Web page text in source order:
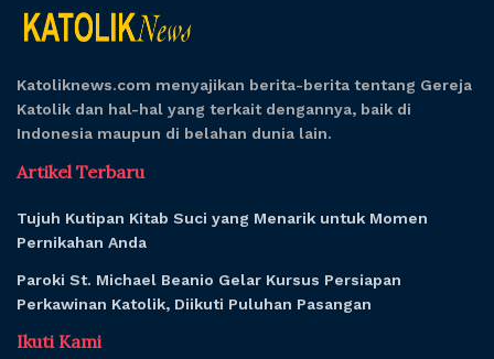
Katoliknews.com menyajikan berita-berita tentang Gereja
Katolik dan hal-hal yang terkait dengannya, baik di
Indonesia maupun di belahan dunia lain.
Artikel Terbaru
Tujuh Kutipan Kitab Suci yang Menarik untuk Momen
Pernikahan Anda
Paroki St. Michael Beanio Gelar Kursus Persiapan
Perkawinan Katolik, Diikuti Puluhan Pasangan
Ikuti Kami